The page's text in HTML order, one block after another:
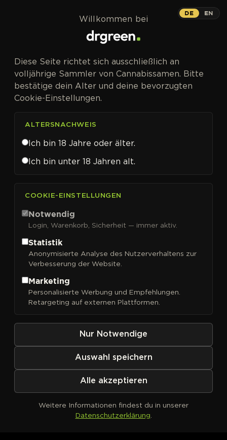
Advanced Seeds
Sortieren nach
Kein Produkt definiert
DE EN
Willkommen bei
Diese Seite richtet sich ausschließlich an
volljährige Sammler von Cannabissamen. Bitte
bestätige dein Alter und deine bevorzugten
Cookie-Einstellungen.
ALTERSNACHWEIS
Ich bin 18 Jahre oder älter.
Ich bin unter 18 Jahren alt.
COOKIE-EINSTELLUNGEN
Notwendig
Login, Warenkorb, Sicherheit — immer aktiv.
Statistik
Anonymisierte Analyse des Nutzerverhaltens zur
Verbesserung der Website.
Marketing
Personalisierte Werbung und Empfehlungen.
Retargeting auf externen Plattformen.
Nur Notwendige
Auswahl speichern
Alle akzeptieren
Weitere Informationen findest du in unserer
Datenschutzerklärung